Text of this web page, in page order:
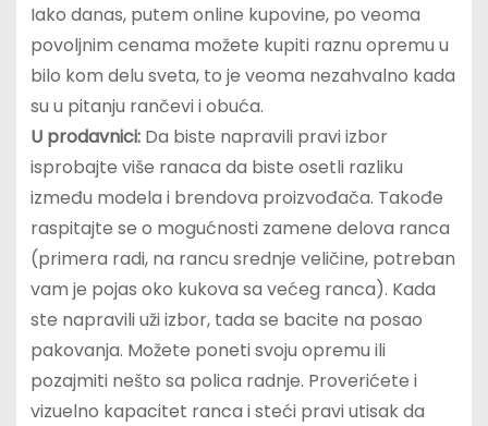
Iako danas, putem online kupovine, po veoma
povoljnim cenama možete kupiti raznu opremu u
bilo kom delu sveta, to je veoma nezahvalno kada
su u pitanju rančevi i obuća.
U prodavnici:Da biste napravili pravi izbor
isprobajte više ranaca da biste osetli razliku
između modela i brendova proizvođača. Takođe
raspitajte se o mogućnosti zamene delova ranca
(primera radi, na rancu srednje veličine, potreban
vam je pojas oko kukova sa većeg ranca). Kada
ste napravili uži izbor, tada se bacite na posao
pakovanja. Možete poneti svoju opremu ili
pozajmiti nešto sa polica radnje. Proverićete i
vizuelno kapacitet ranca i steći pravi utisak da